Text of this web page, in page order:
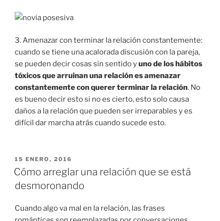
3. Amenazar con terminar la relación constantemente:
cuando se tiene una acalorada discusión con la pareja,
se pueden decir cosas sin sentido yuno de los hábitos
tóxicos que arruinan una relación es amenazar
constantemente con querer terminar la relación. No
es bueno decir esto si no es cierto, esto solo causa
daños a la relación que pueden ser irreparables y es
difícil dar marcha atrás cuando sucede esto.
PUBLICADO
EN
15 ENERO, 2016
Cómo arreglar una relación que se está
desmoronando
Cuando algo va mal en la relación, las frases